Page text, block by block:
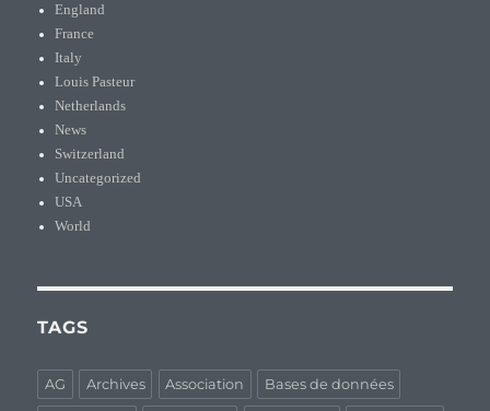
England
France
Italy
Louis Pasteur
Netherlands
News
Switzerland
Uncategorized
USA
World
TAGS
AG Archives Association Bases de données